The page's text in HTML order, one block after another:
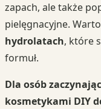
zapach, ale także
pielęgnacyjne.
hydrolatach, które
formuł.
Dla osób
kosmetykami DIY